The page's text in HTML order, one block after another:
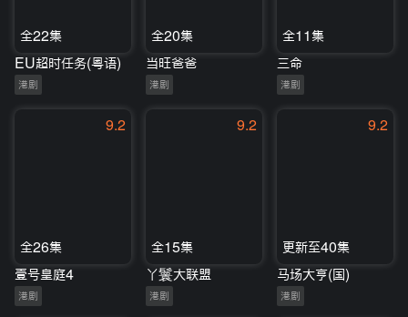
全22集
EU超时任务(粤语)
港剧
全20集
当旺爸爸
港剧
全11集
三命
港剧
9.2
全26集
壹号皇庭4
港剧
9.2
全15集
丫鬟大联盟
港剧
9.2
更新至40集
马场大亨(国)
港剧